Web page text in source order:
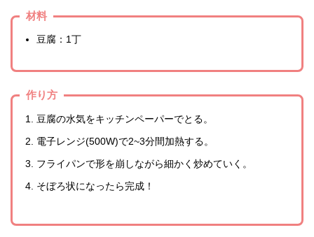
材料
豆腐：1丁
作り方
豆腐の水気をキッチンペーパーでとる。
電子レンジ(500W)で2~3分間加熱する。
フライパンで形を崩しながら細かく炒めていく。
そぼろ状になったら完成！